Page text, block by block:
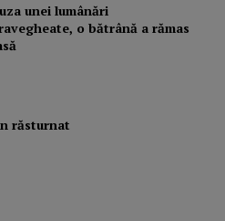
unei lumânări
o bătrână a rămas
răsturnat